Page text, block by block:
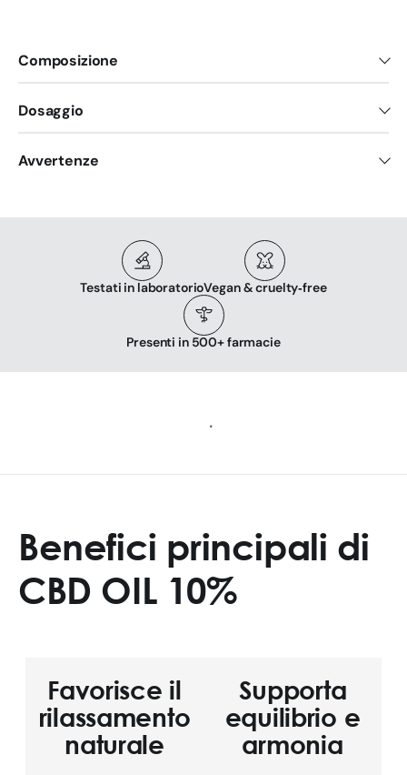
Composizione
Dosaggio
Avvertenze
Testati in laboratorioVegan & cruelty‑free
Presenti in 500+ farmacie
Benefici principali di
CBD OIL 10%
Favorisce il
rilassamento
naturale
Supporta
equilibrio e
armonia